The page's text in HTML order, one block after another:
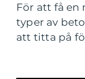
För att få en
typer av
att titta på